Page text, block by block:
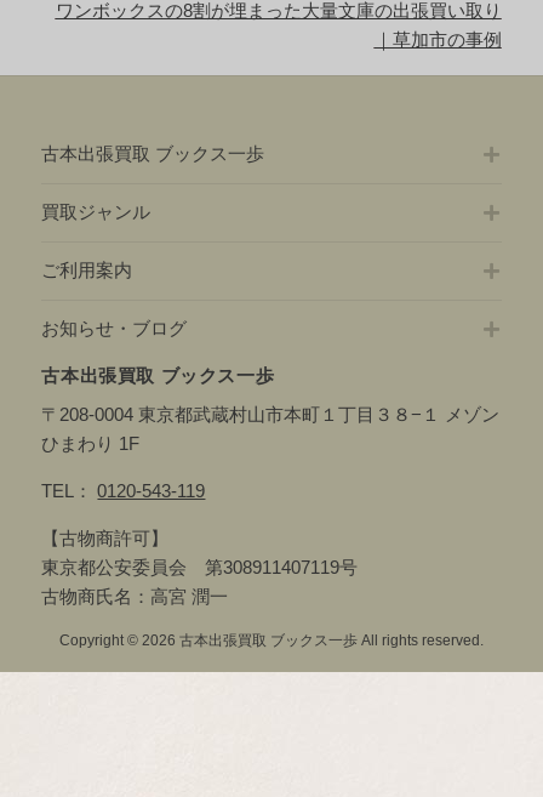
次ワンボックスの8割が埋まった大量文庫の出張買い取り
｜草加市の事例
古本出張買取 ブックス一歩
買取ジャンル
ご利用案内
お知らせ・ブログ
古本出張買取 ブックス一歩
〒208-0004 東京都武蔵村山市本町１丁目３８−１ メゾン
ひまわり 1F
TEL：0120-543-119
【古物商許可】
東京都公安委員会 第308911407119号
古物商氏名：高宮 潤一
Copyright © 2026 古本出張買取 ブックス一歩 All rights reserved.